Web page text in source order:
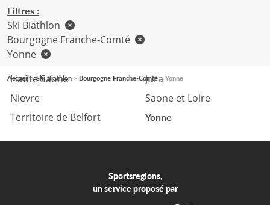
Cote d'or
Haute Saone
Jura
Nievre
Saone et Loire
Territoire de Belfort
Yonne
Filtres :
Ski Biathlon
Bourgogne Franche-Comté
Yonne
Accueil Ski Biathlon Bourgogne Franche-Comté Yonne
Sportsregions,
un service proposé par